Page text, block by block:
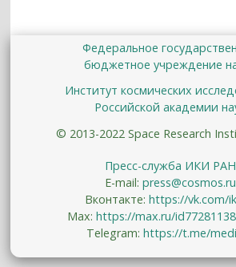
Федеральное
бюджетное учреждение
Институт космических
Российской академии
© 2013-2022 Space Research
Пресс-служба ИКИ РАН
E-mail: press@cosmos.ru
Вконтакте: https://vk.com/
Max: https://max.ru/
Telegram:https://t.me/